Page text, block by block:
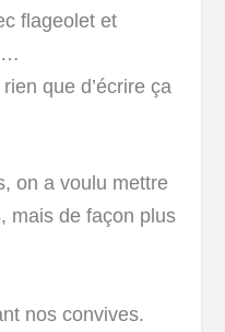
flageolet et
que d’écrire ça
on a voulu mettre
mais de façon plus
nos convives.